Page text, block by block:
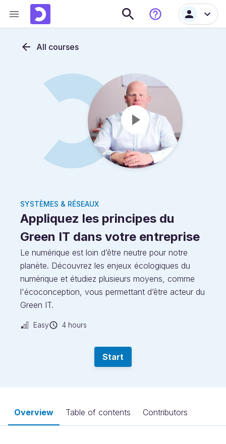
All courses
SYSTÈMES & RÉSEAUX
Appliquez les principes du
Green IT dans votre entreprise
Le numérique est loin d’être neutre pour notre
planète. Découvrez les enjeux écologiques du
numérique et étudiez plusieurs moyens, comme
l'écoconception, vous permettant d’être acteur du
Green IT.
Easy 4 hours
Start
Overview Table of contents Contributors